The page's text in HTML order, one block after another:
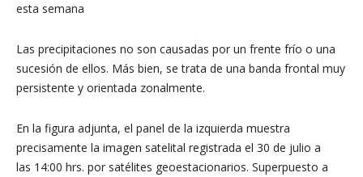
esta semana
Las precipitaciones no son causadas por un frente frío o una
sucesión de ellos. Más bien, se trata de una banda frontal muy
persistente y orientada zonalmente.
En la figura adjunta, el panel de la izquierda muestra
precisamente la imagen satelital registrada el 30 de julio a
las 14:00 hrs. por satélites geoestacionarios. Superpuesto a